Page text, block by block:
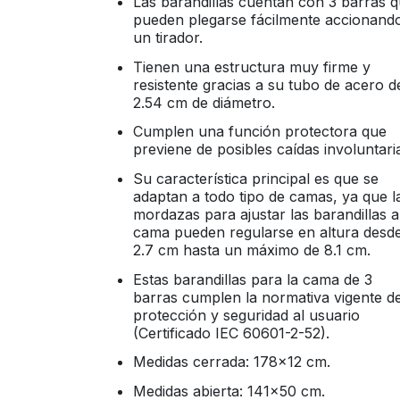
pueden plegarse fácilmente
un tirador.
Tienen una estructura muy firme y
resistente gracias a su tubo de acero
2.54 cm de diámetro.
Cumplen una función protectora que
previene de posibles caídas
Su característica principal es que se
adaptan a todo tipo de camas, ya que
mordazas para ajustar las barandillas
cama pueden regularse en altura
2.7 cm hasta un máximo de 8.1 cm.
Estas barandillas para la cama de 3
barras cumplen la normativa vigente
protección y seguridad al usuario
(Certificado IEC 60601-2-52).
Medidas cerrada: 178x12 cm.
Medidas abierta: 141x50 cm.